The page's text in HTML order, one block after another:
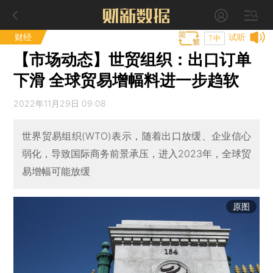
财经 试听
T中
【市场动态】世贸组织：出口订单
下滑 全球贸易增幅料进一步趋软
2022年11月29日 09:08
世界贸易组织(WTO)表示，随着出口放缓、企业信心
弱化，导致国际商务前景承压，进入2023年，全球贸
易增幅可能放缓
原图